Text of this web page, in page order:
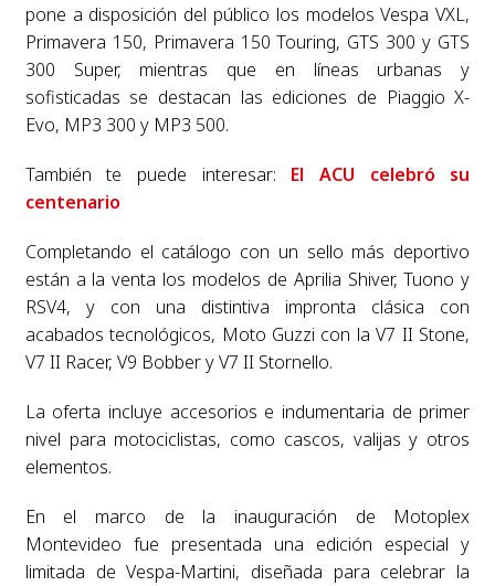
pone a disposición del público los modelos Vespa VXL,
Primavera 150, Primavera 150 Touring, GTS 300 y GTS
300 Super, mientras que en líneas urbanas y
sofisticadas se destacan las ediciones de Piaggio X-
Evo, MP3 300 y MP3 500.
También te puede interesar: El ACU celebró su
centenario
Completando el catálogo con un sello más deportivo
están a la venta los modelos de Aprilia Shiver, Tuono y
RSV4, y con una distintiva impronta clásica con
acabados tecnológicos, Moto Guzzi con la V7 II Stone,
V7 II Racer, V9 Bobber y V7 II Stornello.
La oferta incluye accesorios e indumentaria de primer
nivel para motociclistas, como cascos, valijas y otros
elementos.
En el marco de la inauguración de Motoplex
Montevideo fue presentada una edición especial y
limitada de Vespa-Martini, diseñada para celebrar la